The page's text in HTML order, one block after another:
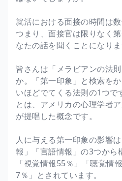
就活における面接の時間は数
つまり、面接官は限りなく
なたの話を聞くことになりま
皆さんは「メラビアンの法
か。「第一印象」と検索を
いほどでてくる法則の1つで
とは、アメリカの心理学者
が提唱した概念です。
人に与える第一印象の影響
報」「言語情報」の3つから
「視覚情報55％」「聴覚情
7％」とされています。